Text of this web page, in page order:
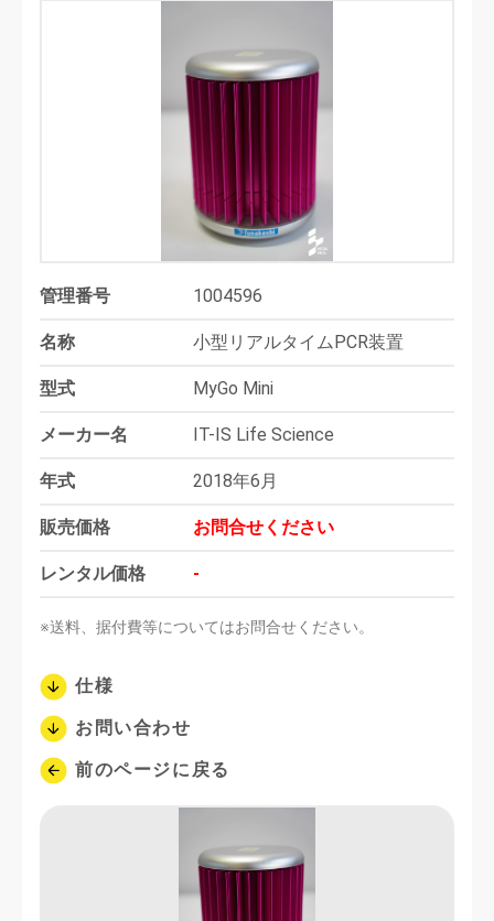
管理番号 1004596
名称 小型リアルタイムPCR装置
型式 MyGo Mini
メーカー名 IT-IS Life Science
年式 2018年6月
販売価格 お問合せください
レンタル価格 -
※送料、据付費等についてはお問合せください。
仕様
お問い合わせ
前のページに戻る